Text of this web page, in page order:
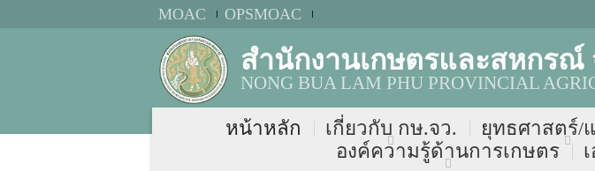
MOAC OPSMOAC
สำนักงานเกษตรและสหกรณ์
NONG BUA LAM PHU PROVINCIAL
หน้าหลัก เกี่ยวกับ กษ.จว. ยุทธศาสตร์/
องค์ความรู้ด้านการเกษตร